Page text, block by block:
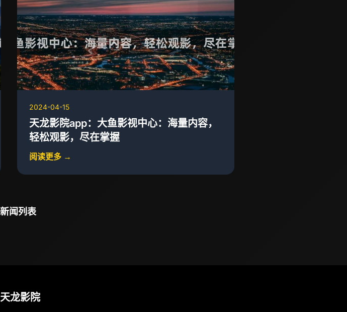
2024-04-15
天龙影院app：大鱼影视中心：海量内容，
轻松观影，尽在掌握
阅读更多 →
闻列表
天龙影院